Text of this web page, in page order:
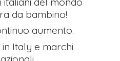
da bambino!
aumento.
Italy e marchi